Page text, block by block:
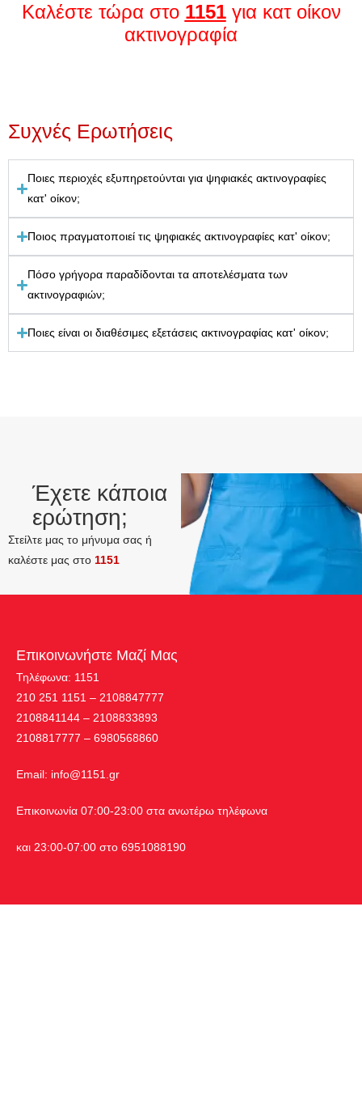
Καλέστε τώρα στο 1151για κατ οίκον
ακτινογραφία
Συχνές Ερωτήσεις
Ποιες περιοχές εξυπηρετούνται για ψηφιακές ακτινογραφίες
κατ' οίκον;
Ποιος πραγματοποιεί τις ψηφιακές ακτινογραφίες κατ' οίκον;
Πόσο γρήγορα παραδίδονται τα αποτελέσματα των
ακτινογραφιών;
Ποιες είναι οι διαθέσιμες εξετάσεις ακτινογραφίας κατ' οίκον;
Έχετε κάποια
ερώτηση;
Στείλτε μας το μήνυμα σας ή
καλέστε μας στο 1151
Επικοινωνήστε Μαζί Μας
Τηλέφωνα: 1151
210 251 1151 – 2108847777
2108841144 – 2108833893
2108817777 – 6980568860
Εmail: info@1151.gr
Επικοινωνία 07:00-23:00 στα ανωτέρω τηλέφωνα
και 23:00-07:00 στο 6951088190